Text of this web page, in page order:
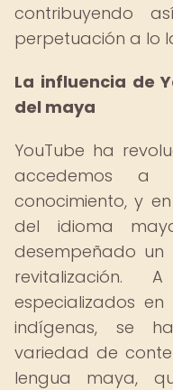
contribuyendo
perpetuación a lo
La influencia de
del maya
YouTube ha
accedemos
conocimiento, y
del idioma
desempeñado
revitalización.
especializados
indígenas, se
variedad de
lengua maya,